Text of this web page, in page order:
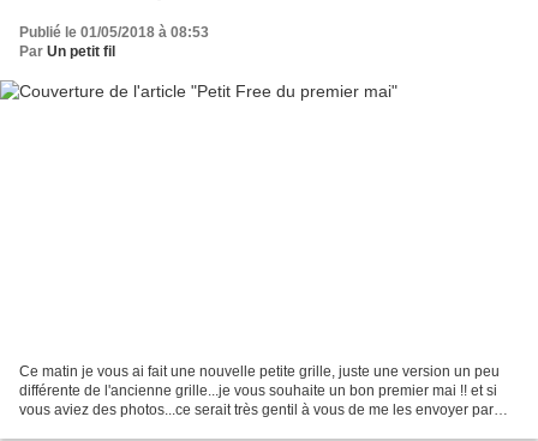
Publié le 01/05/2018 à 08:53
Par Un petit fil
Ce matin je vous ai fait une nouvelle petite grille, juste une version un peu
différente de l'ancienne grille...je vous souhaite un bon premier mai !! et si
vous aviez des photos...ce serait très gentil à vous de me les envoyer par